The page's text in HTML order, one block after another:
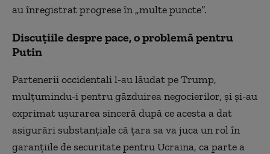
au înregistrat progrese în „multe puncte”.
Discuțiile despre pace, o problemă pentru
Putin
Partenerii occidentali l-au lăudat pe Trump,
mulțumindu-i pentru găzduirea negocierilor, și și-au
exprimat ușurarea sinceră după ce acesta a dat
asigurări substanțiale că țara sa va juca un rol în
garanțiile de securitate pentru Ucraina, ca parte a